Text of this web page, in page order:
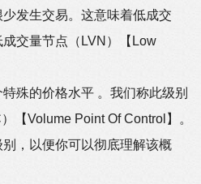
发生交易。这意味着低成交
交量节点（LVN）【Low
殊的价格水平 。我们称此级别
【Volume Point Of Control】。
，以便你可以彻底理解该概